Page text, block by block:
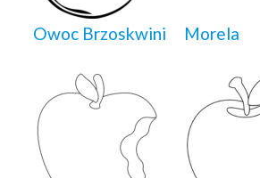
Owoc Brzoskwini Morela